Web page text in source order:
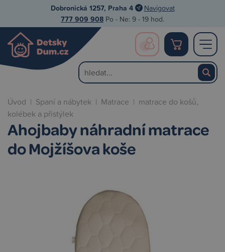
Dobronická 1257, Praha 4 Navigovat
777 909 908 Po - Ne: 9 - 19 hod.
Úvod | Spaní a nábytek | Matrace | matrace do košů,
kolébek a přistýlek
Ahojbaby náhradní matrace
do Mojžíšova koše